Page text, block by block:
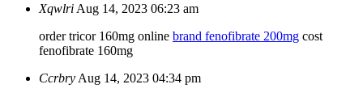
Xqwlri Aug 14, 2023 06:23 am
order tricor 160mg online brand fenofibrate 200mg cost
fenofibrate 160mg
Ccrbry Aug 14, 2023 04:34 pm